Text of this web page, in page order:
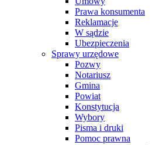
Prawa konsumenta
Reklamacje
W sądzie
Ubezpieczenia
Sprawy urzędowe
Pozwy
Notariusz
Gmina
Powiat
Konstytucja
Wybory
Pisma i druki
Pomoc prawna